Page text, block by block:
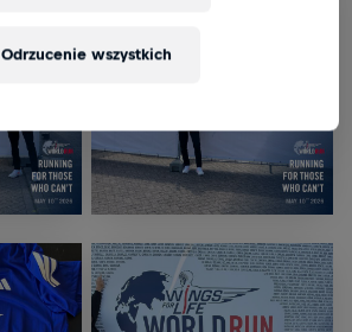
Odrzucenie wszystkich